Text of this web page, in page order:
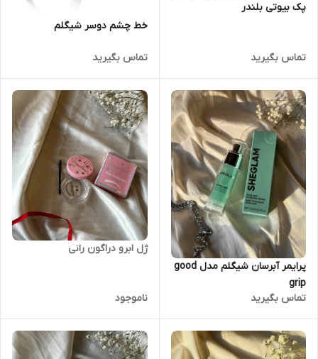
پک بیوتی بلندر
تماس بگیرید
خط چشم دوسر شیگلم
تماس بگیرید
پرایمر آبرسان شیگلم مدل good
grip
تماس بگیرید
ژل ابرو دراگون رانی
ناموجود